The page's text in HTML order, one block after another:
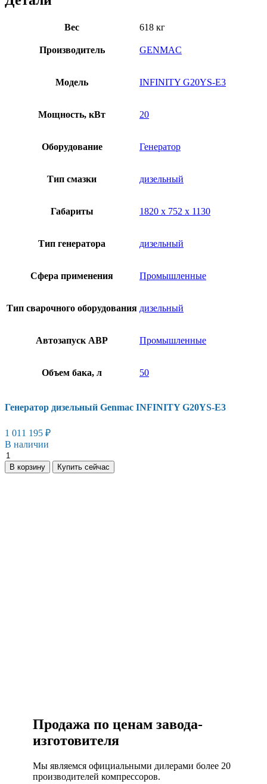
Вес 618 кг
Производитель GENMAC
Модель INFINITY G20YS-E3
Мощность, кВт 20
Оборудование Генератор
Тип смазки дизельный
Габариты 1820 х 752 х 1130
Тип генератора дизельный
Сфера применения Промышленные
Тип сварочного оборудования дизельный
Автозапуск АВР Промышленные
Объем бака, л 50
Генератор дизельный Genmac INFINITY G20YS-E3
1 011 195 ₽
В наличии
В корзину Купить сейчас
Продажа по ценам завода-
изготовителя
Мы являемся официальными дилерами более 20
производителей компрессоров.